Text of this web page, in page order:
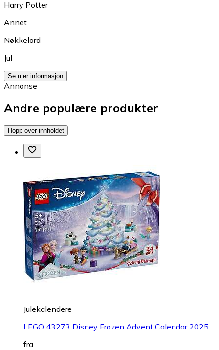
Harry Potter
Annet
Nøkkelord
Jul
Se mer informasjon
Annonse
Andre populære produkter
Hopp over innholdet
Julekalendere
LEGO 43273 Disney Frozen Advent Calendar 2025
fra